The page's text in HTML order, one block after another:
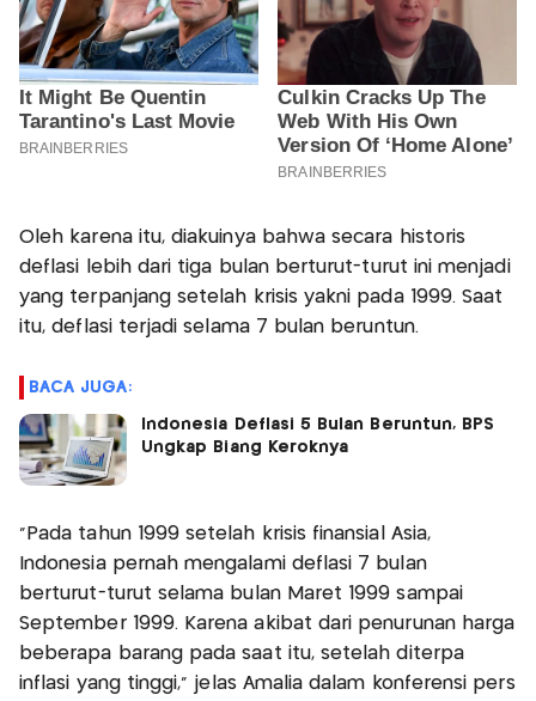
Oleh karena itu, diakuinya bahwa secara historis
deflasi lebih dari tiga bulan berturut-turut ini menjadi
yang terpanjang setelah krisis yakni pada 1999. Saat
itu, deflasi terjadi selama 7 bulan beruntun.
BACA JUGA:
Indonesia Deflasi 5 Bulan Beruntun, BPS
Ungkap Biang Keroknya
"Pada tahun 1999 setelah krisis finansial Asia,
Indonesia pernah mengalami deflasi 7 bulan
berturut-turut selama bulan Maret 1999 sampai
September 1999. Karena akibat dari penurunan harga
beberapa barang pada saat itu, setelah diterpa
inflasi yang tinggi," jelas Amalia dalam konferensi pers